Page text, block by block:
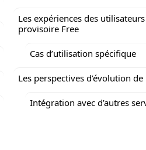
Les expériences des utilisateurs
provisoire Free
Cas d’utilisation spécifique
Les perspectives d’évolution de
Intégration avec d’autres